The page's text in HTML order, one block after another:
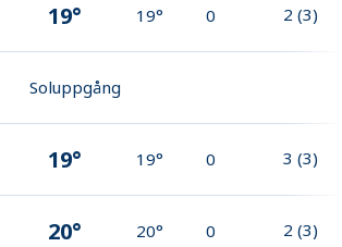
19° 19° 0 2 (3)
Soluppgång
19° 19° 0 3 (3)
20° 20° 0 2 (3)